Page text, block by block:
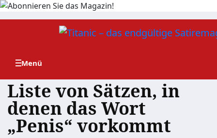
Zum
Liste von Sätzen, in
denen das Wort
„Penis“ vorkommt